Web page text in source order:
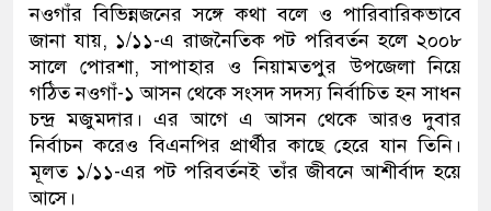
নওগাঁর বিভিন্নজনের সঙ্গে কথা বলে ও পারিবারিকভাবে
জানা যায়, ১/১১-এ রাজনৈতিক পট পরিবর্তন হলে ২০০৮
সালে পোরশা, সাপাহার ও নিয়ামতপুর উপজেলা নিয়ে
গঠিত নওগাঁ-১ আসন থেকে সংসদ সদস্য নির্বাচিত হন সাধন
চন্দ্র মজুমদার। এর আগে এ আসন থেকে আরও দুবার
নির্বাচন করেও বিএনপির প্রার্থীর কাছে হেরে যান তিনি।
মূলত ১/১১-এর পট পরিবর্তনই তাঁর জীবনে আশীর্বাদ হয়ে
আসে।